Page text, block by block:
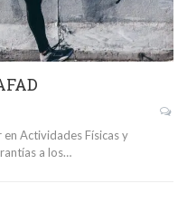
Actividades Físicas y
a los…